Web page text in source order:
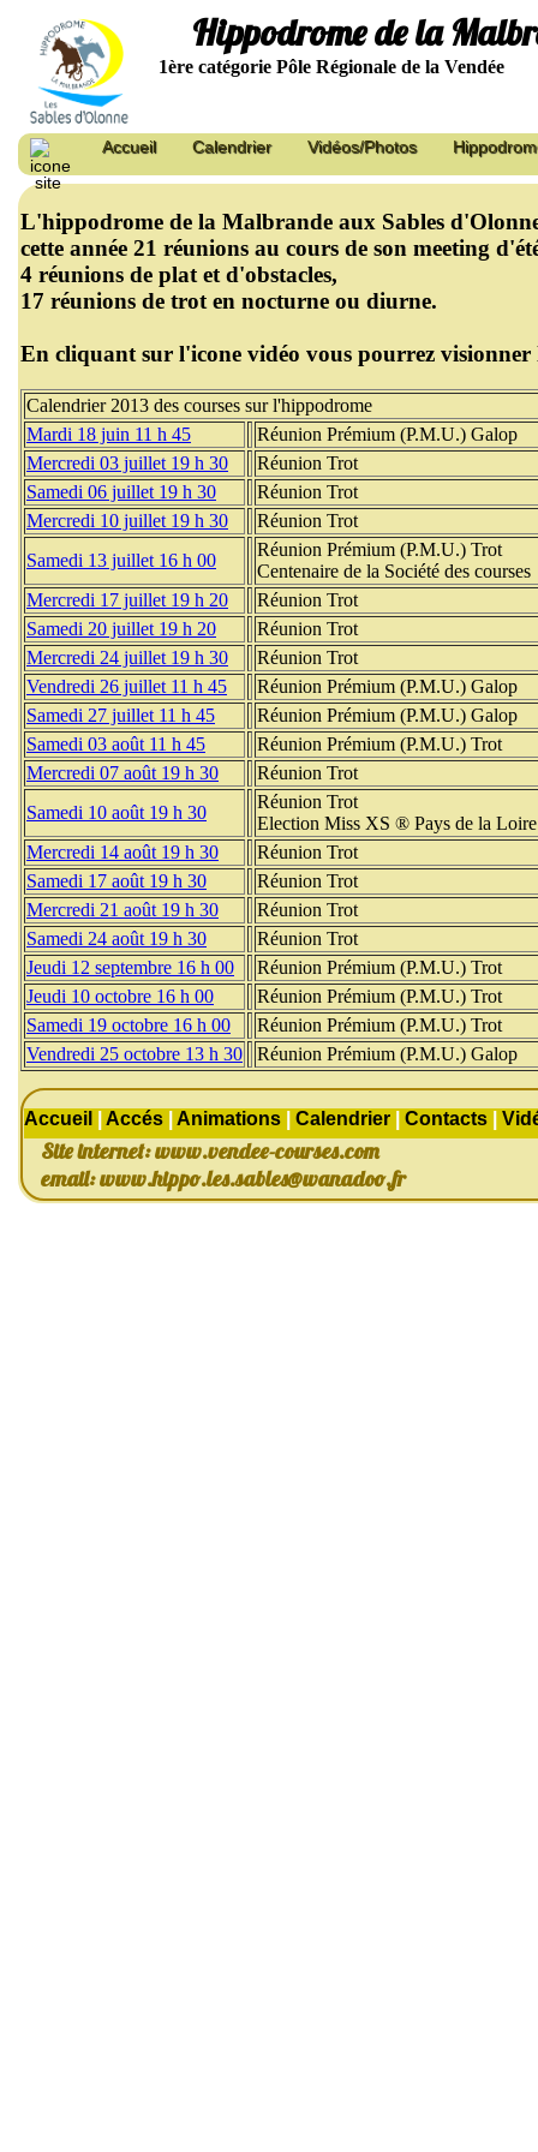
Hippodrome de la
1ère catégorie Pôle Régionale de la Vendée
Accueil Calendrier Vidéos/Photos
L'hippodrome de la Malbrande aux Sables
cette année 21 réunions au cours de son meeting
4 réunions de plat et d'obstacles,
17 réunions de trot en nocturne ou diurne.
En cliquant sur l'icone vidéo vous pourrez visionner
Calendrier 2013 des courses sur l'hippodrome
Mardi 18 juin 11 h 45
Réunion Prémium (P.M.U.) Galop
Mercredi 03 juillet 19 h 30
Réunion Trot
Samedi 06 juillet 19 h 30
Réunion Trot
Mercredi 10 juillet 19 h 30
Réunion Trot
Samedi 13 juillet 16 h 00
Réunion Prémium (P.M.U.) Trot
Centenaire de la Société des courses
Mercredi 17 juillet 19 h 20
Réunion Trot
Samedi 20 juillet 19 h 20
Réunion Trot
Mercredi 24 juillet 19 h 30
Réunion Trot
Vendredi 26 juillet 11 h 45
Réunion Prémium (P.M.U.) Galop
Samedi 27 juillet 11 h 45
Réunion Prémium (P.M.U.) Galop
Samedi 03 août 11 h 45
Réunion Prémium (P.M.U.) Trot
Mercredi 07 août 19 h 30
Réunion Trot
Samedi 10 août 19 h 30
Réunion Trot
Election Miss XS ® Pays de la Loire
Mercredi 14 août 19 h 30
Réunion Trot
Samedi 17 août 19 h 30
Réunion Trot
Mercredi 21 août 19 h 30
Réunion Trot
Samedi 24 août 19 h 30
Réunion Trot
Jeudi 12 septembre 16 h 00
Réunion Prémium (P.M.U.) Trot
Jeudi 10 octobre 16 h 00
Réunion Prémium (P.M.U.) Trot
Samedi 19 octobre 16 h 00
Réunion Prémium (P.M.U.) Trot
Vendredi 25 octobre 13 h 30
Réunion Prémium (P.M.U.) Galop
Accueil Accés Animations Calendrier Contacts
Site internet: www.vendee-courses.com
email:www.hippo.les.sables@wanadoo.fr